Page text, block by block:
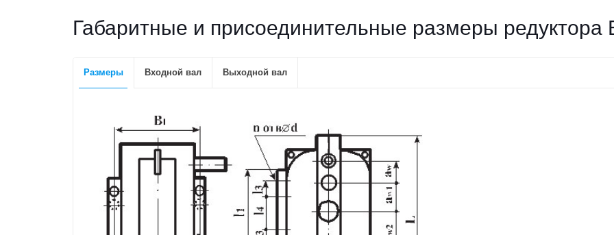
Габаритные и присоединительные размеры редуктора
Размеры Входной вал Выходной вал